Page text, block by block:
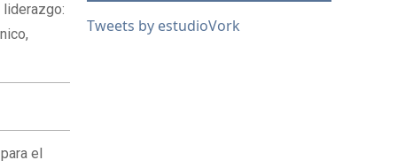
el
Tweets by estudioVork